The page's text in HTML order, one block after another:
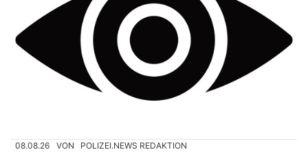
08.08.26 VON POLIZEI.NEWS REDAKTION